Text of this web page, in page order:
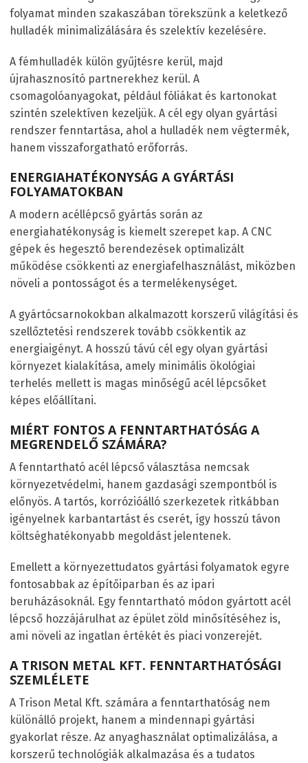
folyamat minden szakaszában törekszünk a keletkező
hulladék minimalizálására és szelektív kezelésére.
A fémhulladék külön gyűjtésre kerül, majd
újrahasznosító partnerekhez kerül. A
csomagolóanyagokat, például fóliákat és kartonokat
szintén szelektíven kezeljük. A cél egy olyan gyártási
rendszer fenntartása, ahol a hulladék nem végtermék,
hanem visszaforgatható erőforrás.
ENERGIAHATÉKONYSÁG A GYÁRTÁSI
FOLYAMATOKBAN
A modern acéllépcső gyártás során az
energiahatékonyság is kiemelt szerepet kap. A CNC
gépek és hegesztő berendezések optimalizált
működése csökkenti az energiafelhasználást, miközben
növeli a pontosságot és a termelékenységet.
A gyártócsarnokokban alkalmazott korszerű világítási és
szellőztetési rendszerek tovább csökkentik az
energiaigényt. A hosszú távú cél egy olyan gyártási
környezet kialakítása, amely minimális ökológiai
terhelés mellett is magas minőségű acél lépcsőket
képes előállítani.
MIÉRT FONTOS A FENNTARTHATÓSÁG A
MEGRENDELŐ SZÁMÁRA?
A fenntartható acél lépcső választása nemcsak
környezetvédelmi, hanem gazdasági szempontból is
előnyös. A tartós, korrózióálló szerkezetek ritkábban
igényelnek karbantartást és cserét, így hosszú távon
költséghatékonyabb megoldást jelentenek.
Emellett a környezettudatos gyártási folyamatok egyre
fontosabbak az építőiparban és az ipari
beruházásoknál. Egy fenntartható módon gyártott acél
lépcső hozzájárulhat az épület zöld minősítéséhez is,
ami növeli az ingatlan értékét és piaci vonzerejét.
A TRISON METAL KFT. FENNTARTHATÓSÁGI
SZEMLÉLETE
A Trison Metal Kft. számára a fenntarthatóság nem
különálló projekt, hanem a mindennapi gyártási
gyakorlat része. Az anyaghasználat optimalizálása, a
korszerű technológiák alkalmazása és a tudatos